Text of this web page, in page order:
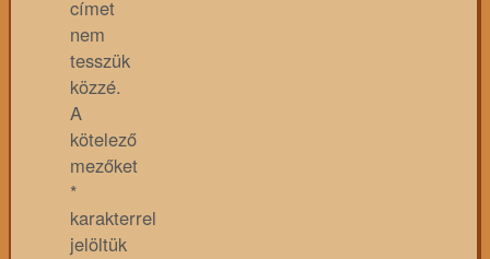
címet
nem
tesszük
közzé.
A
kötelező
mezőket
*
karakterrel
jelöltük